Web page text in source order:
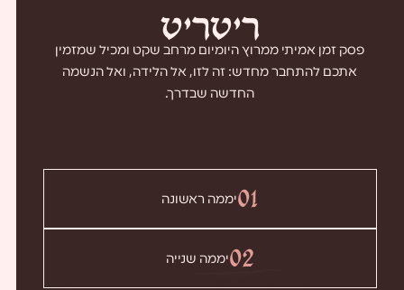
ריטריט
פסק זמן אמיתי ממרוץ היומיום מרחב שקט ומכיל שמזמין
אתכם להתחבר מחדש: זה לזו, אל הלידה, ואל הנשמה
החדשה שבדרך.
01יממה ראשונה
02יממה שנייה